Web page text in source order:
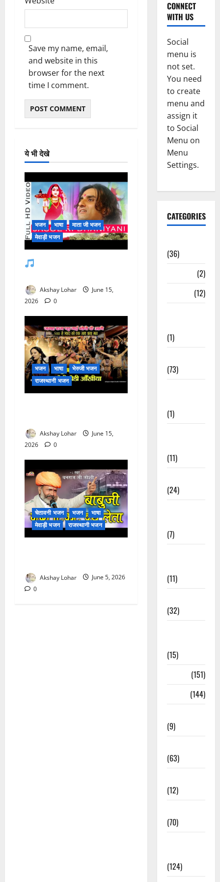
Save my name, email,
and website in this
browser for the next
time I comment.
ये भी देखे
भजन भाषा
माता जी भजन
मेवाड़ी भजन
Akshay Lohar
June 15,
2026
0
भजन भाषा
भेरुजी भजन
राजस्थानी भजन
Akshay Lohar
June 15,
2026
0
चेतावनी भजन भजन
भाषा
मेवाड़ी भजन
राजस्थानी भजन
Akshay Lohar
June 5, 2026
0
CONNECT
WITH US
Social
menu is
not set.
You need
to create
menu and
assign it
to Social
Menu on
Menu
Settings.
CATEGORIES
(36)
(2)
(12)
(1)
(73)
(1)
(11)
(24)
(7)
(11)
(32)
(15)
(151)
(144)
(9)
(63)
(12)
(70)
(124)